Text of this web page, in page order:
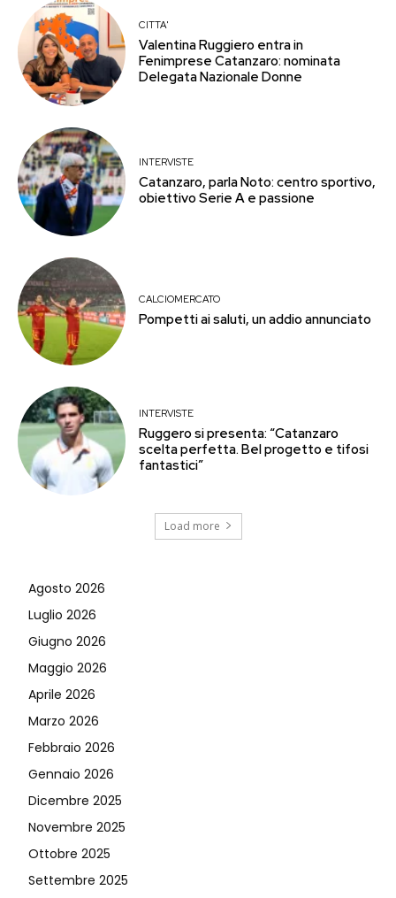
CITTA'
Valentina Ruggiero entra in
Fenimprese Catanzaro: nominata
Delegata Nazionale Donne
INTERVISTE
Catanzaro, parla Noto: centro sportivo,
obiettivo Serie A e passione
CALCIOMERCATO
Pompetti ai saluti, un addio annunciato
INTERVISTE
Ruggero si presenta: “Catanzaro
scelta perfetta. Bel progetto e tifosi
fantastici”
Load more
Agosto 2026
Luglio 2026
Giugno 2026
Maggio 2026
Aprile 2026
Marzo 2026
Febbraio 2026
Gennaio 2026
Dicembre 2025
Novembre 2025
Ottobre 2025
Settembre 2025